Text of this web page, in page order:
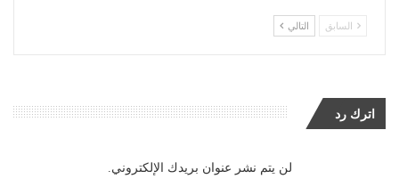
السابق التالي
اترك رد
لن يتم نشر عنوان بريدك الإلكتروني.